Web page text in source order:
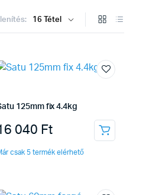
125mm fix 4.4kg
040 Ft
csak 5 termék elérhető